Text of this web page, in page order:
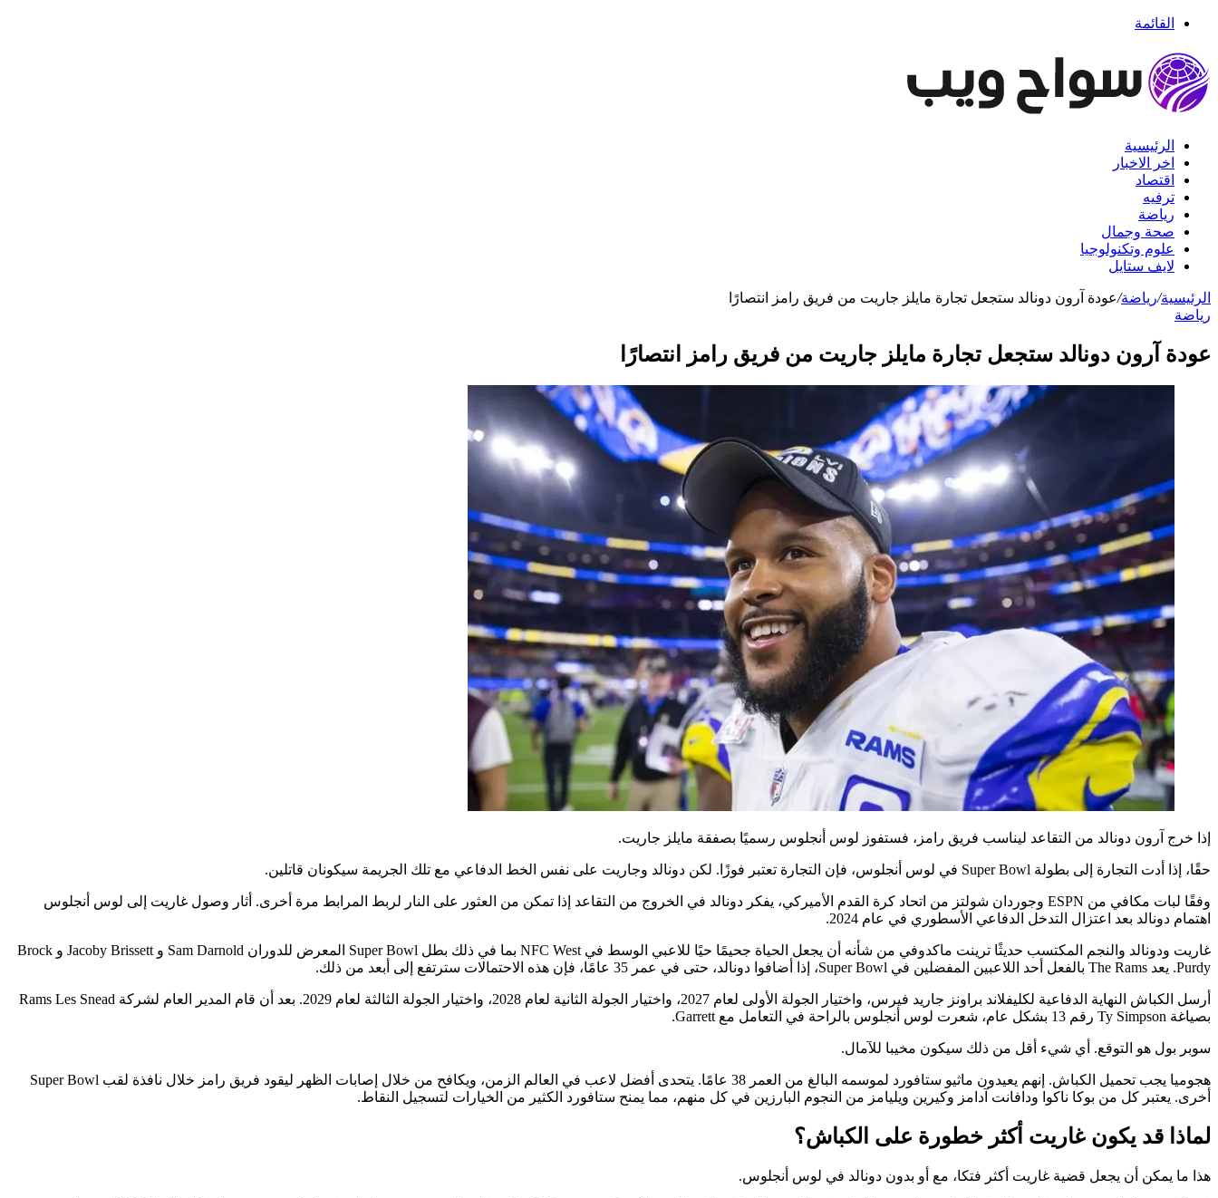
القائمة
الرئيسية
اخر الاخبار
اقتصاد
ترفيه
رياضة
صحة وجمال
علوم وتكنولوجيا
لايف ستايل
الرئيسية/رياضة/عودة آرون دونالد ستجعل تجارة مايلز جاريت من فريق رامز انتصارًا
رياضة
عودة آرون دونالد ستجعل تجارة مايلز جاريت من فريق رامز انتصارًا
إذا خرج آرون دونالد من التقاعد ليناسب فريق رامز، فستفوز لوس أنجلوس رسميًا بصفقة مايلز جاريت.
حقًا، إذا أدت التجارة إلى بطولة Super Bowl في لوس أنجلوس، فإن التجارة تعتبر فوزًا. لكن دونالد وجاريت على نفس الخط الدفاعي مع تلك الجريمة سيكونان قاتلين.
وفقًا لبات مكافي من ESPN وجوردان شولتز من اتحاد كرة القدم الأميركي، يفكر دونالد في الخروج من التقاعد إذا تمكن من العثور على النار لربط المرابط مرة أخرى. أثار وصول غاريت إلى لوس أنجلوس
اهتمام دونالد بعد اعتزال التدخل الدفاعي الأسطوري في عام 2024.
غاريت ودونالد والنجم المكتسب حديثًا ترينت ماكدوفي من شأنه أن يجعل الحياة جحيمًا حيًا للاعبي الوسط في NFC West بما في ذلك بطل Super Bowl المعرض للدوران Sam Darnold و Jacoby Brissett و Brock
Purdy. يعد The Rams بالفعل أحد اللاعبين المفضلين في Super Bowl، إذا أضافوا دونالد، حتى في عمر 35 عامًا، فإن هذه الاحتمالات سترتفع إلى أبعد من ذلك.
أرسل الكباش النهاية الدفاعية لكليفلاند براونز جاريد فيرس، واختيار الجولة الأولى لعام 2027، واختيار الجولة الثانية لعام 2028، واختيار الجولة الثالثة لعام 2029. بعد أن قام المدير العام لشركة Rams Les Snead
بصياغة Ty Simpson رقم 13 بشكل عام، شعرت لوس أنجلوس بالراحة في التعامل مع Garrett.
سوبر بول هو التوقع. أي شيء أقل من ذلك سيكون مخيبا للآمال.
هجوميا يجب تحميل الكباش. إنهم يعيدون ماثيو ستافورد لموسمه البالغ من العمر 38 عامًا. يتحدى أفضل لاعب في العالم الزمن، ويكافح من خلال إصابات الظهر ليقود فريق رامز خلال نافذة لقب Super Bowl
أخرى. يعتبر كل من بوكا ناكوا ودافانت آدامز وكيرين ويليامز من النجوم البارزين في كل منهم، مما يمنح ستافورد الكثير من الخيارات لتسجيل النقاط.
لماذا قد يكون غاريت أكثر خطورة على الكباش؟
هذا ما يمكن أن يجعل قضية غاريت أكثر فتكا، مع أو بدون دونالد في لوس أنجلوس.